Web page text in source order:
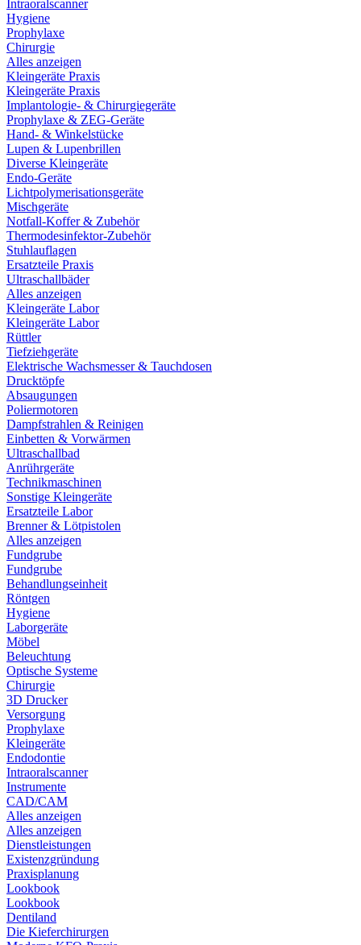
Intraoralscanner
Hygiene
Prophylaxe
Chirurgie
Alles anzeigen
Kleingeräte Praxis
Kleingeräte Praxis
Implantologie- & Chirurgiegeräte
Prophylaxe & ZEG-Geräte
Hand- & Winkelstücke
Lupen & Lupenbrillen
Diverse Kleingeräte
Endo-Geräte
Lichtpolymerisationsgeräte
Mischgeräte
Notfall-Koffer & Zubehör
Thermodesinfektor-Zubehör
Stuhlauflagen
Ersatzteile Praxis
Ultraschallbäder
Alles anzeigen
Kleingeräte Labor
Kleingeräte Labor
Rüttler
Tiefziehgeräte
Elektrische Wachsmesser & Tauchdosen
Drucktöpfe
Absaugungen
Poliermotoren
Dampfstrahlen & Reinigen
Einbetten & Vorwärmen
Ultraschallbad
Anrührgeräte
Technikmaschinen
Sonstige Kleingeräte
Ersatzteile Labor
Brenner & Lötpistolen
Alles anzeigen
Fundgrube
Fundgrube
Behandlungseinheit
Röntgen
Hygiene
Laborgeräte
Möbel
Beleuchtung
Optische Systeme
Chirurgie
3D Drucker
Versorgung
Prophylaxe
Kleingeräte
Endodontie
Intraoralscanner
Instrumente
CAD/CAM
Alles anzeigen
Alles anzeigen
Dienstleistungen
Existenzgründung
Praxisplanung
Lookbook
Lookbook
Dentiland
Die Kieferchirurgen